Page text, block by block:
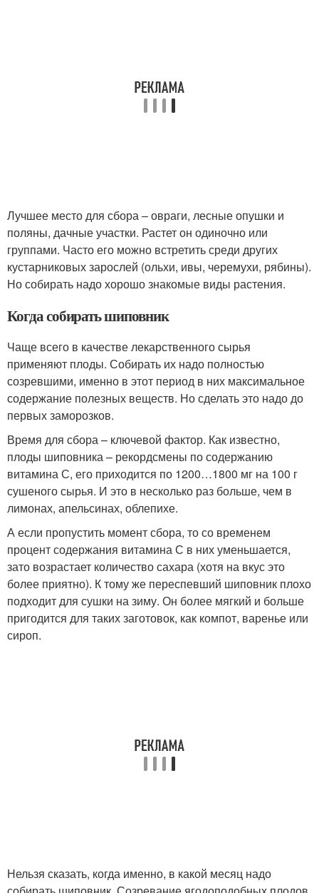
Лучшее место для сбора – овраги, лесные опушки и
поляны, дачные участки. Растет он одиночно или
группами. Часто его можно встретить среди других
кустарниковых зарослей (ольхи, ивы, черемухи, рябины).
Но собирать надо хорошо знакомые виды растения.
Когда собирать шиповник
Чаще всего в качестве лекарственного сырья
применяют плоды. Собирать их надо полностью
созревшими, именно в этот период в них максимальное
содержание полезных веществ. Но сделать это надо до
первых заморозков.
Время для сбора – ключевой фактор. Как известно,
плоды шиповника – рекордсмены по содержанию
витамина С, его приходится по 1200…1800 мг на 100 г
сушеного сырья. И это в несколько раз больше, чем в
лимонах, апельсинах, облепихе.
А если пропустить момент сбора, то со временем
процент содержания витамина С в них уменьшается,
зато возрастает количество сахара (хотя на вкус это
более приятно). К тому же переспевший шиповник плохо
подходит для сушки на зиму. Он более мягкий и больше
пригодится для таких заготовок, как компот, варенье или
сироп.
Нельзя сказать, когда именно, в какой месяц надо